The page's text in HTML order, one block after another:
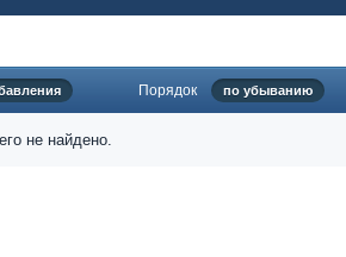
Порядок по убыванию
не найдено.